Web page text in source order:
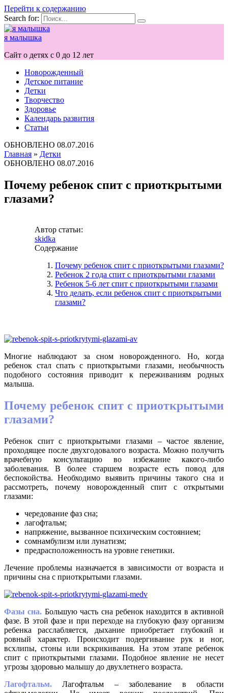
Перейти к содержанию
Search for:
я малышка
Сайт о детях с 0 до 12 лет
Новорожденный
Детское питание
Детки
Творчество
Здоровье
Календарь развития
Статьи
ОБНОВЛЕНО 08.07.2016
Главная » Детки
ОБНОВЛЕНО 08.07.2016
Почему ребенок спит с приоткрытыми
глазами?
Автор статьи:
skidka
Содержание
Почему ребенок спит с приоткрытыми глазами?
Ребенок 2 года спит с приоткрытыми глазами
Ребенок 5-6 лет спит с приоткрытыми глазами
Что делать, если ребенок спит с приоткрытыми
глазами?
Многие наблюдают за сном новорожденного. Но, когда
ребенок стал спать с приоткрытыми глазами, необычность
подобного состояния приводит к переживаниям родных
малыша.
Почему ребенок спит с приоткрытыми
глазами?
Ребенок спит с приоткрытыми глазами – частое явление,
проходящее после двухгодовалого возраста. Можно получить
врачебную консультацию во избежание какого-либо
заболевания. В более старшем возрасте есть повод для
беспокойства. Необходимо выявить причины такого сна и
рассмотреть, почему новорожденный спит с открытыми
глазами:
чередование фаз сна;
лагофтальм;
напряжение, вызванное психическим состоянием;
сомнамбулизм или лунатизм;
предрасположенность на уровне генетики.
Лечение проблемы назначается в зависимости от возраста и
причины сна с приоткрытыми глазами.
Фазы сна. Большую часть сна ребенок находится в активной
фазе. В этой фазе и при переходе на глубокую фазу организм
ребенка расслабляется, дыхание приобретает глубокий и
ровный характер. Происходит подергивание рук и ног,
всхлипы, стоны или вскрикивания. На этом этапе ребенок
спит с приоткрытыми глазами. Подобное явление не несет
угрозы здоровью малышу до двухлетнего возраста.
Лагофтальм.Лагофтальм – заболевание в области